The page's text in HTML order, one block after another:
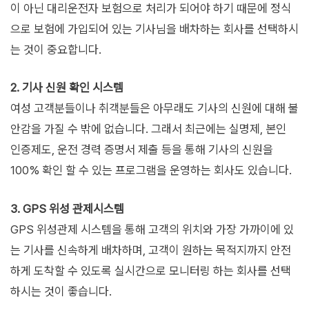
이 아닌 대리운전자 보험으로 처리가 되어야 하기 때문에 정식
으로 보험에 가입되어 있는 기사님을 배차하는 회사를 선택하시
는 것이 중요합니다.
2. 기사 신원 확인 시스템
여성 고객분들이나 취객분들은 아무래도 기사의 신원에 대해 불
안감을 가질 수 밖에 없습니다. 그래서 최근에는 실명제, 본인
인증제도, 운전 경력 증명서 제출 등을 통해 기사의 신원을
100% 확인 할 수 있는 프로그램을 운영하는 회사도 있습니다.
3. GPS 위성 관제시스템
GPS 위성관제 시스템을 통해 고객의 위치와 가장 가까이에 있
는 기사를 신속하게 배차하며, 고객이 원하는 목적지까지 안전
하게 도착할 수 있도록 실시간으로 모니터링 하는 회사를 선택
하시는 것이 좋습니다.